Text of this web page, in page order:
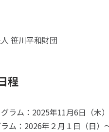
笹川平和財団
程
ラム：2025年11月6日（木
ム：2026年２月１日（日）